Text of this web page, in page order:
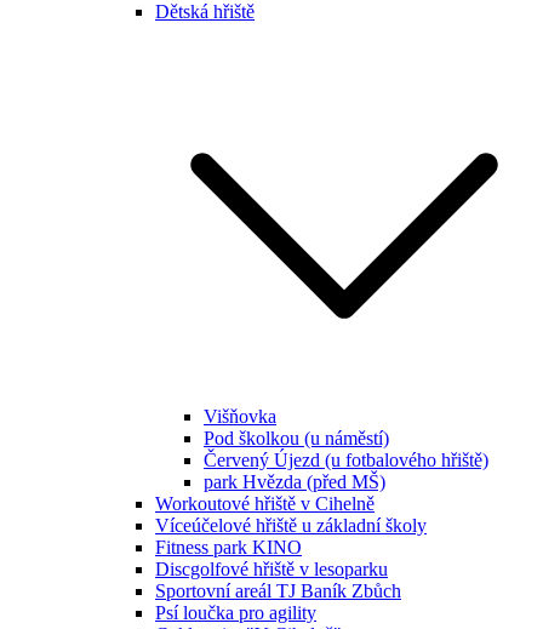
Dětská hřiště
Višňovka
Pod školkou (u náměstí)
Červený Újezd (u fotbalového hřiště)
park Hvězda (před MŠ)
Workoutové hřiště v Cihelně
Víceúčelové hřiště u základní školy
Fitness park KINO
Discgolfové hřiště v lesoparku
Sportovní areál TJ Baník Zbůch
Psí loučka pro agility